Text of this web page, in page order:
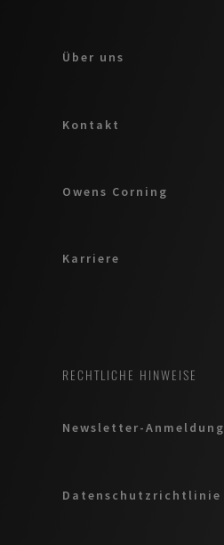
Über uns
Kontakt
Owens Corning
Karriere
RECHTLICHE HINWEISE
Newsletter-Anmeldung
Datenschutzrichtlinie